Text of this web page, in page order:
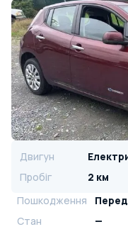
Двигун
Пробіг
2 км
Пошкодження
Перед
Стан
—